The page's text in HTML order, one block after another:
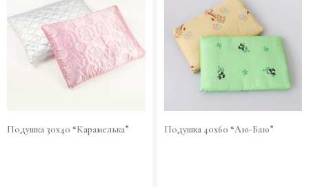
Подушка 30х40 “Карамелька” Подушка 40х60 “Аю-Баю”